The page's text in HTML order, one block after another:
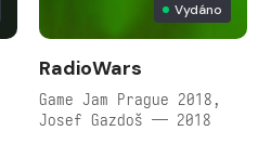
Vydáno
RadioWars
Game Jam Prague 2018,
Josef Gazdoš — 2018